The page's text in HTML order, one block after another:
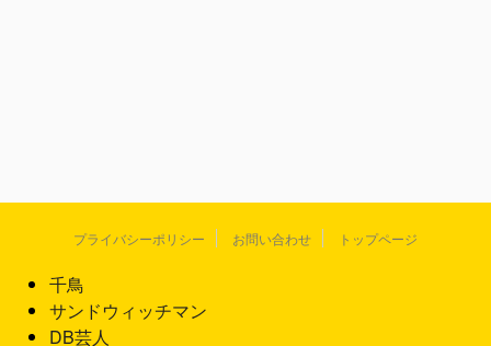
プライバシーポリシー お問い合わせ トップページ
千鳥
サンドウィッチマン
DB芸人